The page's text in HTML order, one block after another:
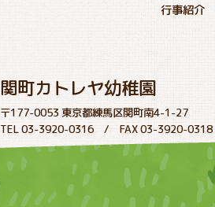
行事紹介
関町カトレヤ幼稚園
〒177-0053 東京都練馬区関町南4-1-27
TEL 03-3920-0316 / FAX 03-3920-0318